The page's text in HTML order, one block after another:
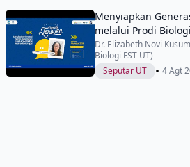
Menyiapkan
melalui Prodi
Dr. Elizabeth Novi
Biologi FST UT)
Seputar UT
• 4 Agt